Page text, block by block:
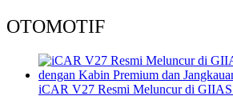
OTOMOTIF
iCAR V27 Resmi Meluncur di